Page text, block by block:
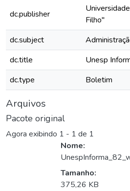
dc.publisher
Filho"
dc.subject
dc.title
Unesp
dc.type
Boletim
Arquivos
Pacote original
Agora exibindo 1 - 1 de 1
Nome:
Tamanho:
375,26 KB